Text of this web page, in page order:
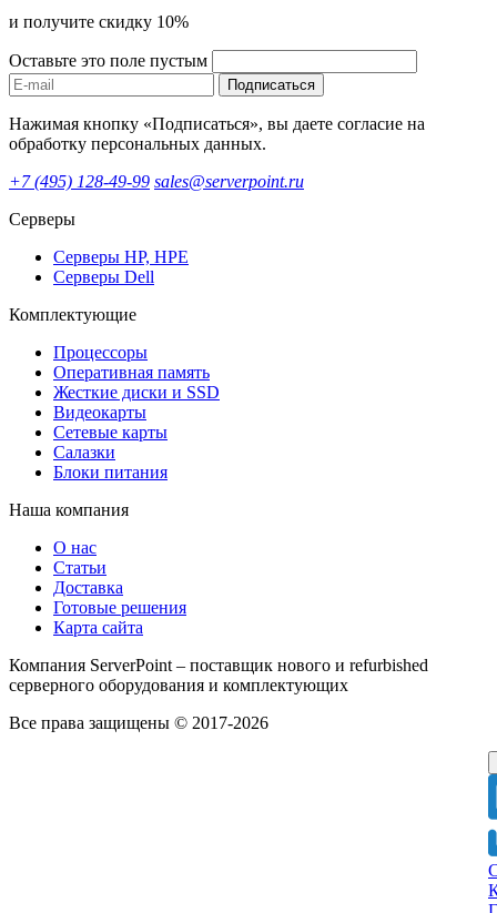
и получите скидку 10%
Оставьте это поле пустым
Подписаться
Нажимая кнопку «Подписаться», вы даете согласие на
обработку персональных данных.
+7 (495) 128-49-99 sales@serverpoint.ru
Серверы
Серверы HP, HPE
Серверы Dell
Комплектующие
Процессоры
Оперативная память
Жесткие диски и SSD
Видеокарты
Сетевые карты
Салазки
Блоки питания
Наша компания
О нас
Статьи
Доставка
Готовые решения
Карта сайта
Компания ServerPoint – поставщик нового и refurbished
серверного оборудования и комплектующих
Все права защищены © 2017-2026